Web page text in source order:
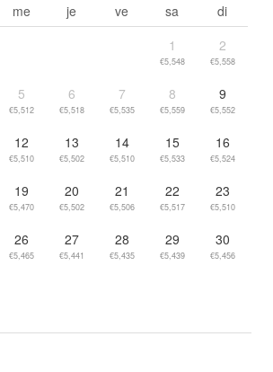
me je ve sa
di
1
€5,548
2
€5,558
5
€5,512
6
€5,518
7
€5,535
8
€5,559
9
€5,552
12
€5,510
13
€5,502
14
€5,510
15
€5,533
16
€5,524
19
€5,470
20
€5,502
21
€5,506
22
€5,517
23
€5,510
26
€5,465
27
€5,441
28
€5,435
29
€5,439
30
€5,456